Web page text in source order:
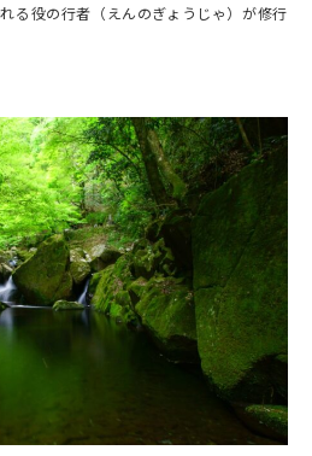
る役の行者（えんのぎょうじゃ）が修行